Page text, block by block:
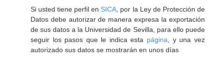
Si usted tiene perfil en SICA , por la Ley de Protección de
Datos debe autorizar de manera expresa la exportación
de sus datos a la Universidad de Sevilla, para ello puede
seguir los pasos que le indica esta página , y una vez
autorizado sus datos se mostrarán en unos días